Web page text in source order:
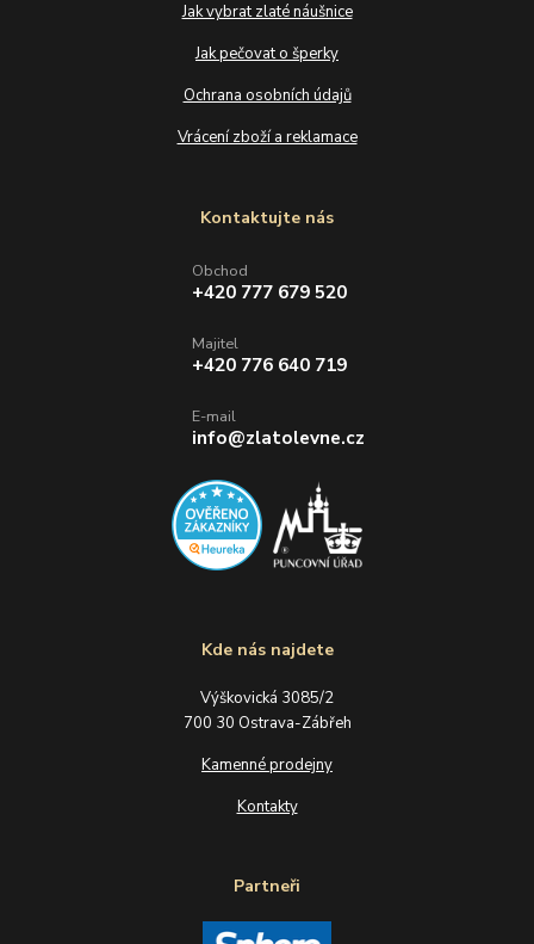
Jak vybrat zlaté náušnice
Jak pečovat o šperky
Ochrana osobních údajů
Vrácení zboží a reklamace
Kde nás najdete
Výškovická 3085/2
700 30 Ostrava-Zábřeh
Kamenné prodejny
Kontakty
Partneři
Kontaktujte nás
Obchod
+420 777 679 520
Majitel
+420 776 640 719
E-mail
info@zlatolevne.cz